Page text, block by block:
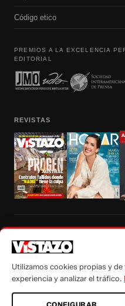
Código etico
PREMIOS A LA EXCELENCIA
EDITORIAL
REVISTAS
autorización escrita de su titular, de
Utilizamos cookies propias y
experiencia y analizar el tráfico.
CONFIGURAR